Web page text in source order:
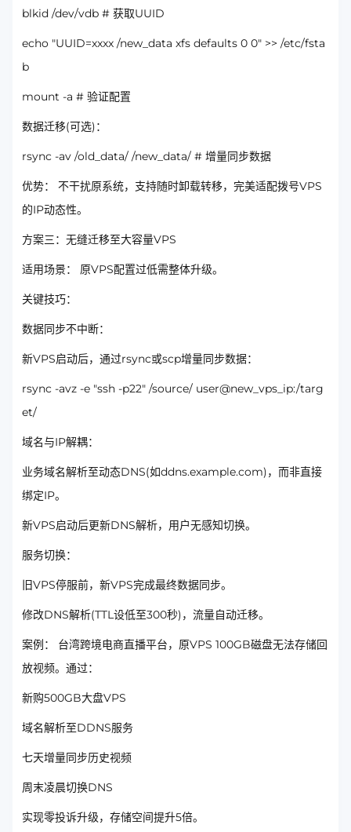
blkid /dev/vdb # 获取UUID
echo "UUID=xxxx /new_data xfs defaults 0 0" >> /etc/fsta
b
mount -a # 验证配置
数据迁移(可选)：
rsync -av /old_data/ /new_data/ # 增量同步数据
优势： 不干扰原系统，支持随时卸载转移，完美适配拨号VPS
的IP动态性。
方案三：无缝迁移至大容量VPS
适用场景： 原VPS配置过低需整体升级。
关键技巧：
数据同步不中断：
新VPS启动后，通过rsync或scp增量同步数据：
rsync -avz -e "ssh -p22" /source/ user@new_vps_ip:/targ
et/
域名与IP解耦：
业务域名解析至动态DNS(如ddns.example.com)，而非直接
绑定IP。
新VPS启动后更新DNS解析，用户无感知切换。
服务切换：
旧VPS停服前，新VPS完成最终数据同步。
修改DNS解析(TTL设低至300秒)，流量自动迁移。
案例： 台湾跨境电商直播平台，原VPS 100GB磁盘无法存储回
放视频。通过：
新购500GB大盘VPS
域名解析至DDNS服务
七天增量同步历史视频
周末凌晨切换DNS
实现零投诉升级，存储空间提升5倍。